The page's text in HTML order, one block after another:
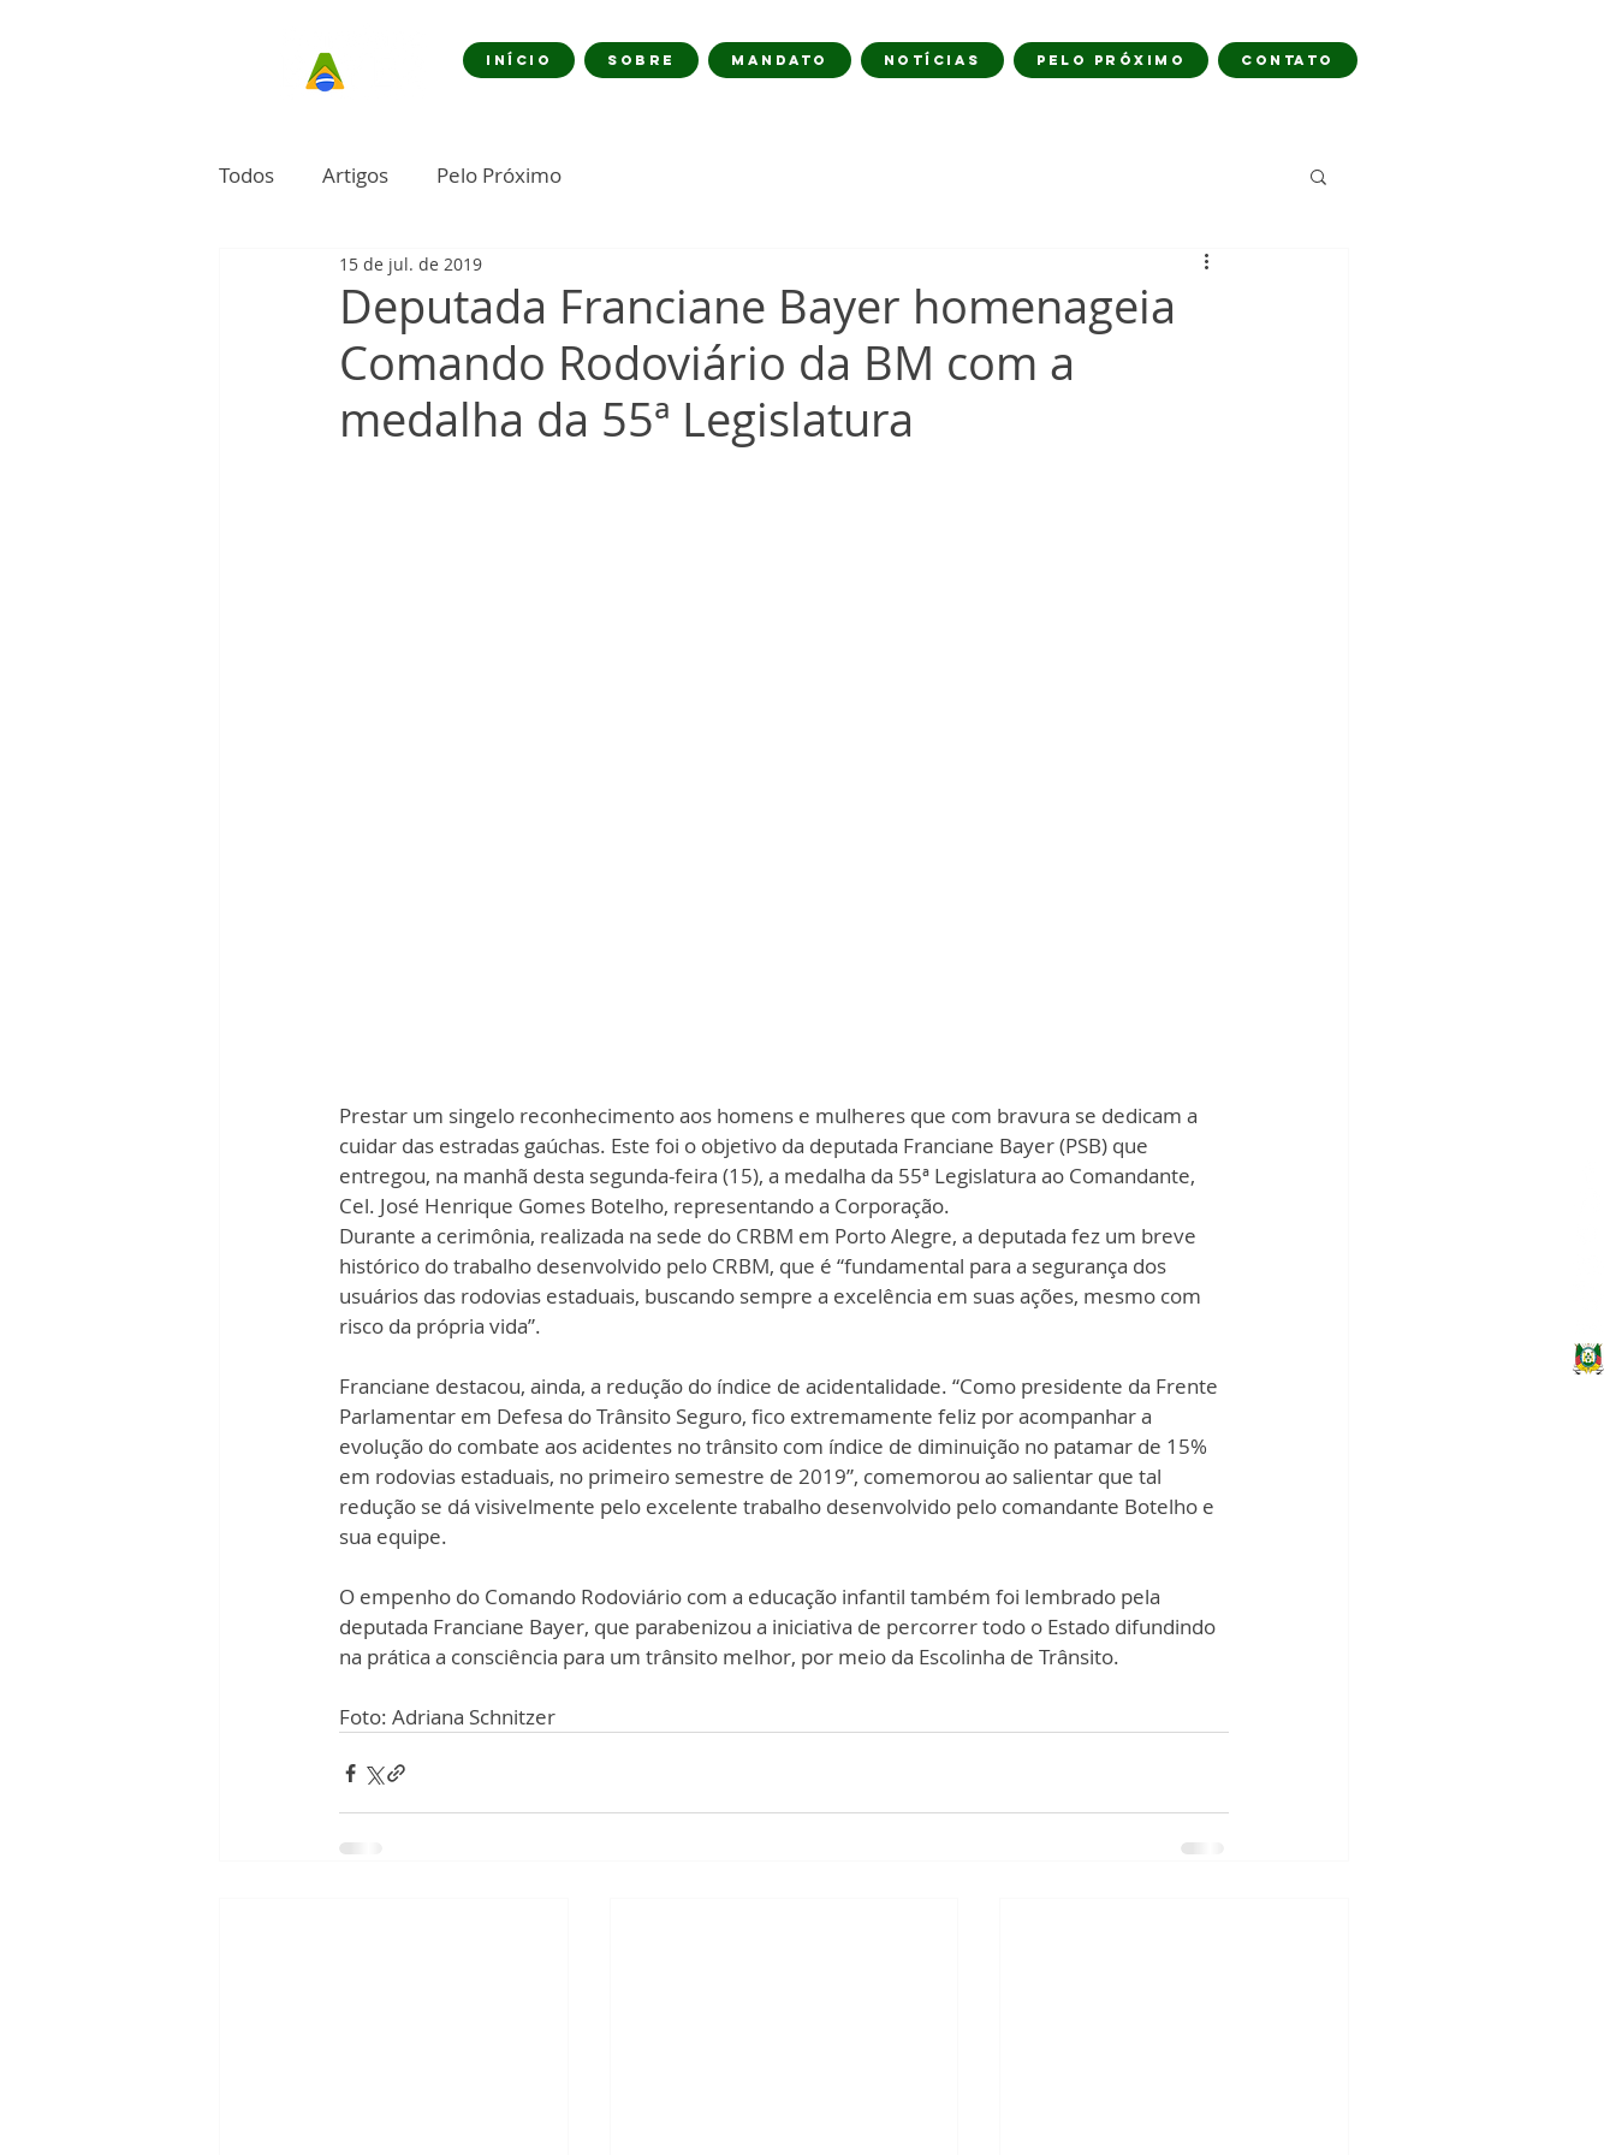
INÍCIO SOBRE MANDATO NOTÍCIAS PELO PRÓXIMO CONTATO
Todos Artigos Pelo Próximo
Deputada Franciane Bayer homenageia
Comando Rodoviário da BM com a
medalha da 55ª Legislatura
15 de jul. de 2019
Prestar um singelo reconhecimento aos homens e mulheres que com bravura se dedicam a
cuidar das estradas gaúchas. Este foi o objetivo da deputada Franciane Bayer (PSB) que
entregou, na manhã desta segunda-feira (15), a medalha da 55ª Legislatura ao Comandante,
Cel. José Henrique Gomes Botelho, representando a Corporação.
Durante a cerimônia, realizada na sede do CRBM em Porto Alegre, a deputada fez um breve
histórico do trabalho desenvolvido pelo CRBM, que é “fundamental para a segurança dos
usuários das rodovias estaduais, buscando sempre a excelência em suas ações, mesmo com
risco da própria vida”.
Franciane destacou, ainda, a redução do índice de acidentalidade. “Como presidente da Frente
Parlamentar em Defesa do Trânsito Seguro, fico extremamente feliz por acompanhar a
evolução do combate aos acidentes no trânsito com índice de diminuição no patamar de 15%
em rodovias estaduais, no primeiro semestre de 2019”, comemorou ao salientar que tal
redução se dá visivelmente pelo excelente trabalho desenvolvido pelo comandante Botelho e
sua equipe.
O empenho do Comando Rodoviário com a educação infantil também foi lembrado pela
deputada Franciane Bayer, que parabenizou a iniciativa de percorrer todo o Estado difundindo
na prática a consciência para um trânsito melhor, por meio da Escolinha de Trânsito.
Foto: Adriana Schnitzer